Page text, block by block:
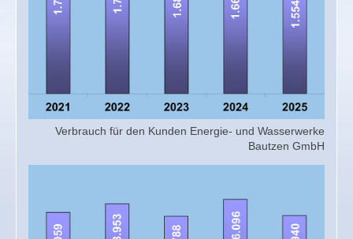
Werdegang
Unsere Kunden
Verbrauch
Leitungsauskunft
Verbrauch für den Kunden Energie- und Wasserwerke
Bautzen GmbH